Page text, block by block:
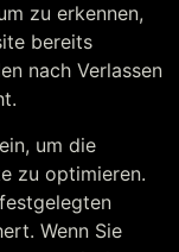
zu erkennen,
bereits
nach Verlassen
um die
zu optimieren.
Wenn Sie